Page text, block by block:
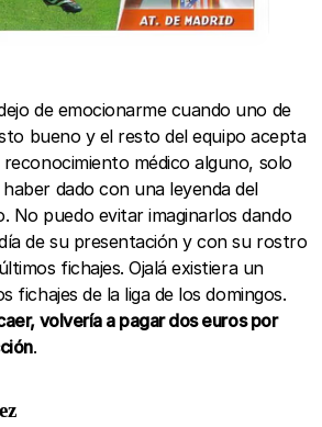
de emocionarme cuando uno de
bueno y el resto del equipo acepta
médico alguno, solo
dado con una leyenda del
No puedo evitar imaginarlos dando
de su presentación y con su rostro
fichajes. Ojalá existiera un
fichajes de la liga de los domingos.
volvería a pagar dos euros por
.